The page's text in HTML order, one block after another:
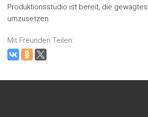
Produktionsstudio ist bereit, die
umzusetzen.
Mit Freunden Teilen: